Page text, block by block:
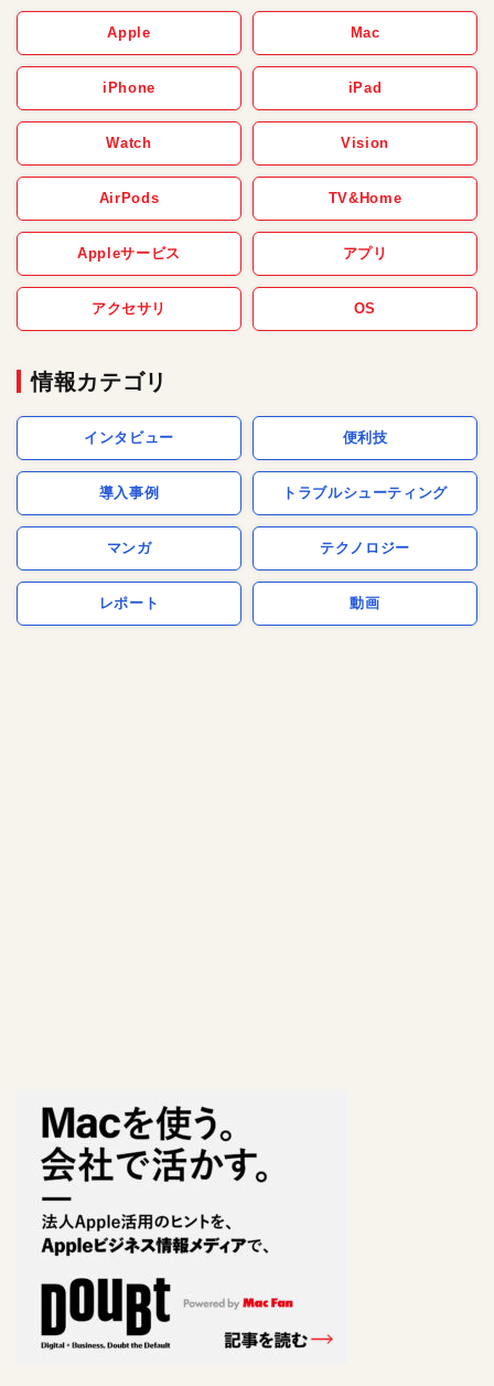
Apple Mac
iPhone iPad
Watch Vision
AirPods TV&Home
Appleサービス アプリ
アクセサリ OS
情報カテゴリ
インタビュー 便利技
導入事例 トラブルシューティング
マンガ テクノロジー
レポート 動画